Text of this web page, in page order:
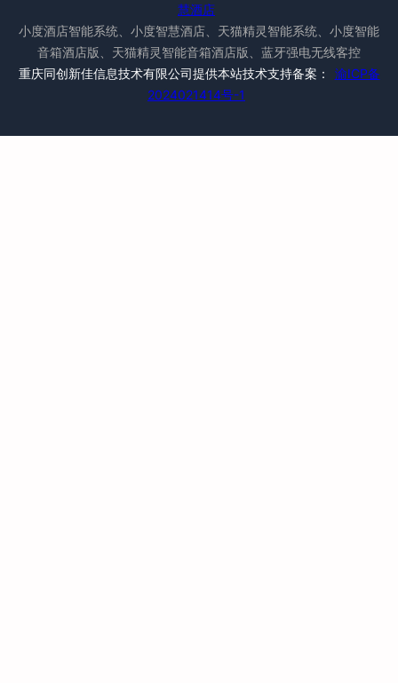
慧酒店
小度酒店智能系统、小度智慧酒店、天猫精灵智能系统、小度智能
音箱酒店版、天猫精灵智能音箱酒店版、蓝牙强电无线客控
重庆同创新佳信息技术有限公司提供本站技术支持备案：
渝ICP备
2024021414号-1